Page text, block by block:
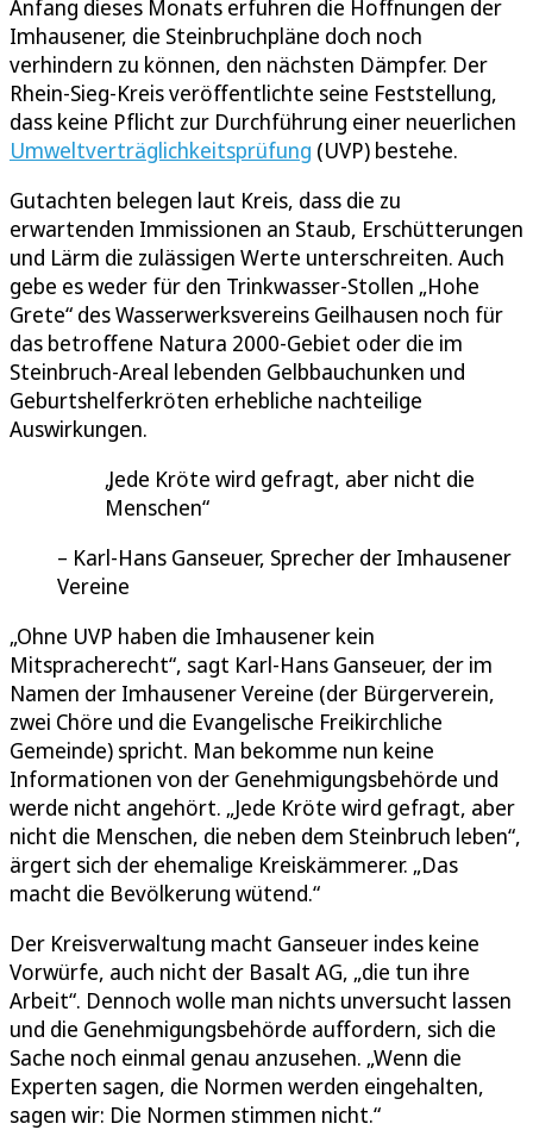
Anfang dieses Monats erfuhren die Hoffnungen der
Imhausener, die Steinbruchpläne doch noch
verhindern zu können, den nächsten Dämpfer. Der
Rhein-Sieg-Kreis veröffentlichte seine Feststellung,
dass keine Pflicht zur Durchführung einer neuerlichen
Umweltverträglichkeitsprüfung (UVP) bestehe.
Gutachten belegen laut Kreis, dass die zu
erwartenden Immissionen an Staub, Erschütterungen
und Lärm die zulässigen Werte unterschreiten. Auch
gebe es weder für den Trinkwasser-Stollen „Hohe
Grete“ des Wasserwerksvereins Geilhausen noch für
das betroffene Natura 2000-Gebiet oder die im
Steinbruch-Areal lebenden Gelbbauchunken und
Geburtshelferkröten erhebliche nachteilige
Auswirkungen.
Jede Kröte wird gefragt, aber nicht die
Menschen
Karl-Hans Ganseuer, Sprecher der Imhausener
Vereine
„Ohne UVP haben die Imhausener kein
Mitspracherecht“, sagt Karl-Hans Ganseuer, der im
Namen der Imhausener Vereine (der Bürgerverein,
zwei Chöre und die Evangelische Freikirchliche
Gemeinde) spricht. Man bekomme nun keine
Informationen von der Genehmigungsbehörde und
werde nicht angehört. „Jede Kröte wird gefragt, aber
nicht die Menschen, die neben dem Steinbruch leben“,
ärgert sich der ehemalige Kreiskämmerer. „Das
macht die Bevölkerung wütend.“
Der Kreisverwaltung macht Ganseuer indes keine
Vorwürfe, auch nicht der Basalt AG, „die tun ihre
Arbeit“. Dennoch wolle man nichts unversucht lassen
und die Genehmigungsbehörde auffordern, sich die
Sache noch einmal genau anzusehen. „Wenn die
Experten sagen, die Normen werden eingehalten,
sagen wir: Die Normen stimmen nicht.“